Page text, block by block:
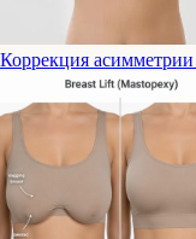
Коррекция асимметрии